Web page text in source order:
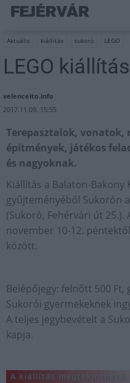
Aktuális kiállítás sukoró LEGO
LEGO
velenceito.info
2017.11.09. 15:55
Terepasztalok, vonatok,
építmények, játékos
és nagyoknak.
Kiállítás a Balaton-Bakony
gyűjteményéből Sukorón
(Sukoró, Fehérvári út
november 10-12.
között.
Belépőjegy: felnőtt 500 Ft,
Sukorói gyermekeknek
A teljes jegybevételt a
kapja.